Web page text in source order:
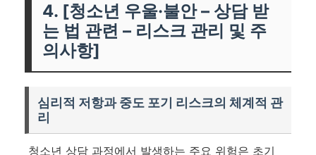
4. [청소년 우울·불안 – 상담 받
는 법 관련 – 리스크 관리 및 주
의사항]
심리적 저항과 중도 포기 리스크의 체계적 관
리
청소년 상담 과정에서 발생하는 주요 위험은 초기